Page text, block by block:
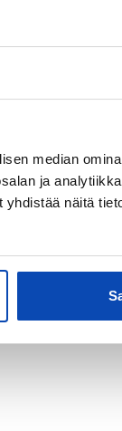
median
ja
näitä